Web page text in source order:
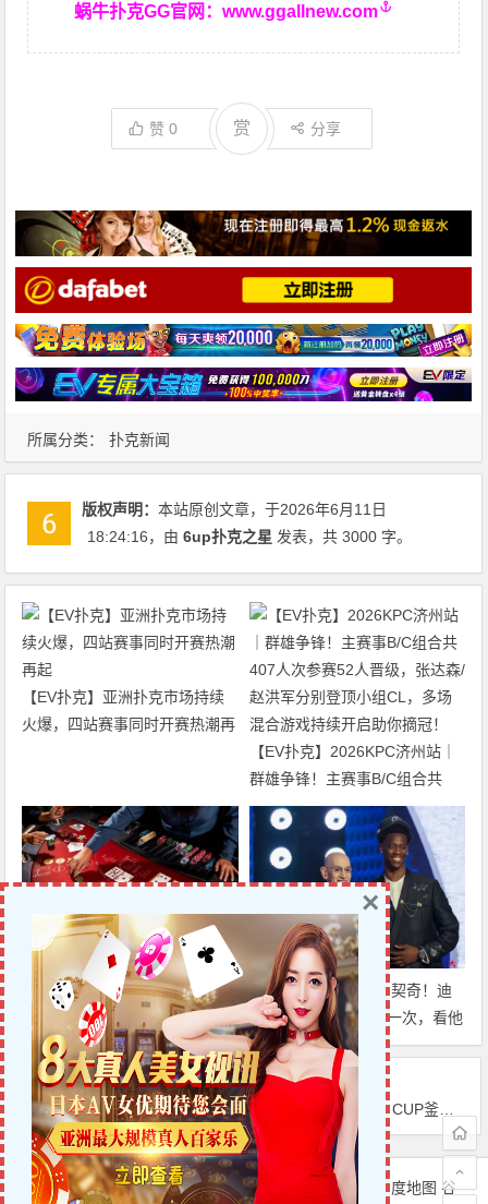
所属分类： 扑克新闻
蜗牛扑克GG官网：www.ggallnew.com
赞0 赏 分享
版权声明：本站原创文章，于2026年6月11日
18:24:16，由6up扑克之星 发表，共 3000 字。
【EV扑克】亚洲扑克市场持续
火爆，四站赛事同时开赛热潮再
【EV扑克】2026KPC济州站｜
群雄争锋！主赛事B/C组合共
407人次参赛52人晋级，张达森/
赵洪军分别登顶小组CL，多场
混合游戏持续开启助你摘冠！
【EV扑克】小盲位的慢性毒
药：为什么你的ATo总在这里输
钱？
迈博体育 状元叫板东契奇！迪
班萨：我想亲自防他一次，看他
是不是真的那么慢
上一篇
【EV扑克】限时活动：Go for Gold黄金&转盘全新活动上线，总奖池$1,000,000等你来挑战
下一篇
【EV扑克】Super CUP釜山站｜中国选手CEN MINGRUI闯进三星杯决赛桌收获第五名
文章导航
Copyright © 6UP扑克中文网 版权所有.
站点地图 百度地图 谷
×